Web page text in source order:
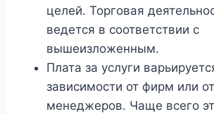
целей. Торговая
ведется в соответствии с
вышеизложенным.
Плата за услуги
зависимости от фирм или
менеджеров. Чаще всего